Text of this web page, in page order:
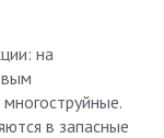
на
в запасные